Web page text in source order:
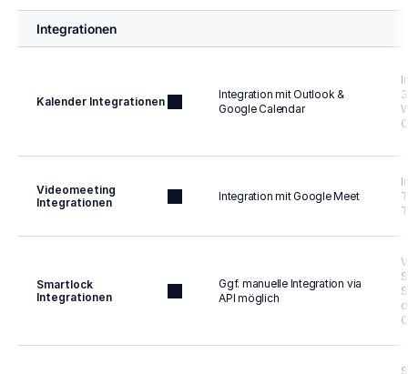
Integrationen
Kalender Integrationen
Integration mit Outlook &
Google Calendar
Videomeeting
Integrationen
Integration mit Google Meet
Smartlock
Integrationen
Ggf. manuelle Integration via
API möglich